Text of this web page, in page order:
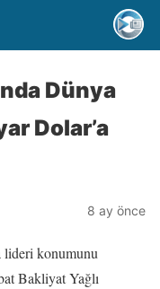
Dünya
Dolar’a
8 ay önce
lideri konumunu
Bakliyat Yağlı